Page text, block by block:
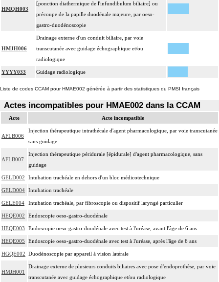
HMQH003
[ponction diathermique de l'infundibulum biliaire] ou
précoupe de la papille duodénale majeure, par oeso-
gastro-duodénoscopie
HMJH006
Drainage externe d'un conduit biliaire, par voie
transcutanée avec guidage échographique et/ou
radiologique
YYYY033 Guidage radiologique
Liste de codes CCAM pour HMAE002 générée à partir des statistiques du PMSI français
Actes incompatibles pour HMAE002 dans la CCAM
Acte Acte incompatible
AFLB006
Injection thérapeutique intrathécale d'agent pharmacologique, par voie transcutanée
sans guidage
AFLB007
Injection thérapeutique péridurale [épidurale] d'agent pharmacologique, sans
guidage
GELD002 Intubation trachéale en dehors d'un bloc médicotechnique
GELD004 Intubation trachéale
GELE004 Intubation trachéale, par fibroscopie ou dispositif laryngé particulier
HEQE002 Endoscopie oeso-gastro-duodénale
HEQE003 Endoscopie oeso-gastro-duodénale avec test à l'uréase, avant l'âge de 6 ans
HEQE005 Endoscopie oeso-gastro-duodénale avec test à l'uréase, après l'âge de 6 ans
HGQE002 Duodénoscopie par appareil à vision latérale
HMJH001
Drainage externe de plusieurs conduits biliaires avec pose d'endoprothèse, par voie
transcutanée avec guidage échographique et/ou radiologique